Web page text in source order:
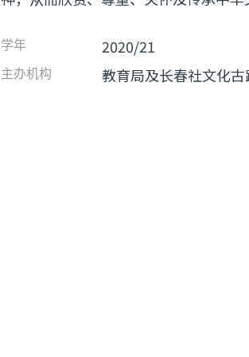
学年 2020/21
主办机构 教育局及长春社文化